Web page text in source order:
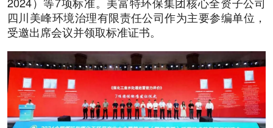
四川美峰环境治理有限责任公司作为主要参编单位，
受邀出席会议并领取标准证书。